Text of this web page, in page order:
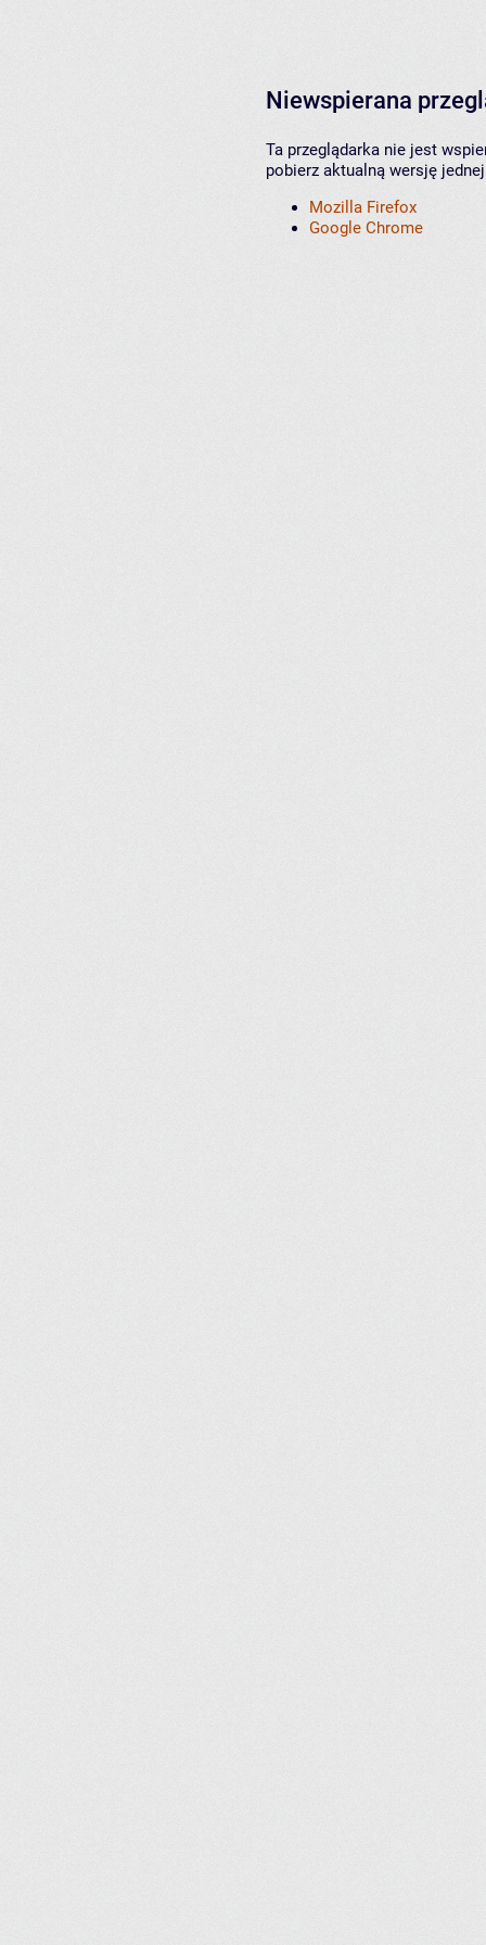
Niewspierana
Ta przeglądarka nie jest
pobierz aktualną wersję
Mozilla Firefox
Google Chrome